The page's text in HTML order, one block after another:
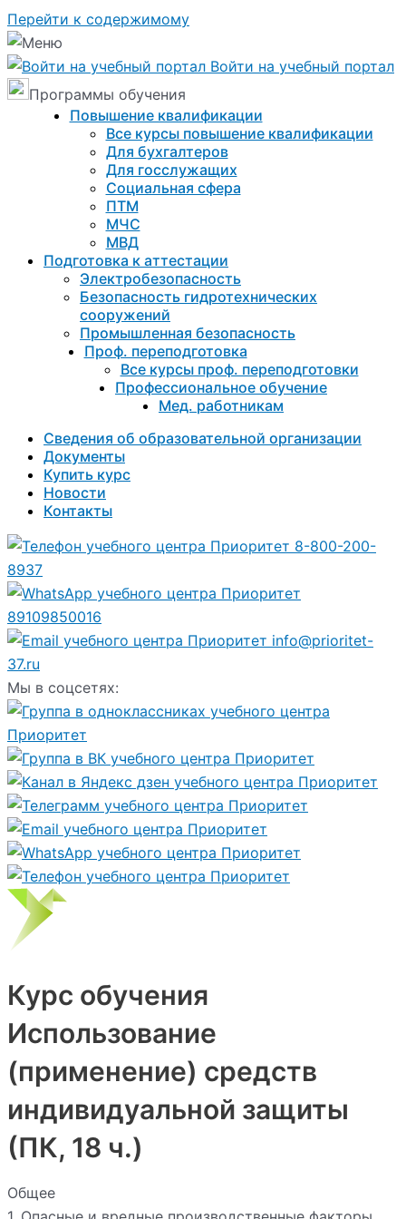
Перейти к содержимому
Войти на учебный портал
Программы обучения
Повышение квалификации
Все курсы повышение квалификации
Для бухгалтеров
Для госслужащих
Социальная сфера
ПТМ
МЧС
МВД
Подготовка к aттестации
Электробезопасность
Безопасность гидротехнических
сооружений
Промышленная безопасность
Проф. переподготовка
Все курсы проф. переподготовки
Профессиональное обучение
Мед. работникам
Сведения об образовательной организации
Документы
Купить курс
Новости
Контакты
8-800-200-
8937
89109850016
info@prioritet-
37.ru
Мы в соцсетях:
Курс обучения
Использование
(применение) средств
индивидуальной защиты
(ПК, 18 ч.)
Общее